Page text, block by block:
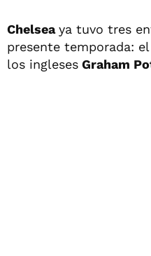
Chelseaya tuvo tres
presente temporada:
los ingleses Graham